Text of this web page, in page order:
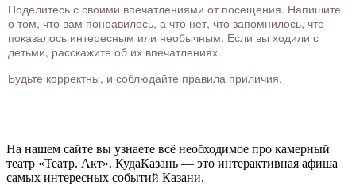
Поделитесь с своими впечатлениями от посещения. Напишите
о том, что вам понравилось, а что нет, что запомнилось, что
показалось интересным или необычным. Если вы ходили с
детьми, расскажите об их впечатлениях.
Будьте корректны, и соблюдайте правила приличия.
На нашем сайте вы узнаете всё необходимое про камерный
театр «Театр. Акт». КудаКазань — это интерактивная афиша
самых интересных событий Казани.